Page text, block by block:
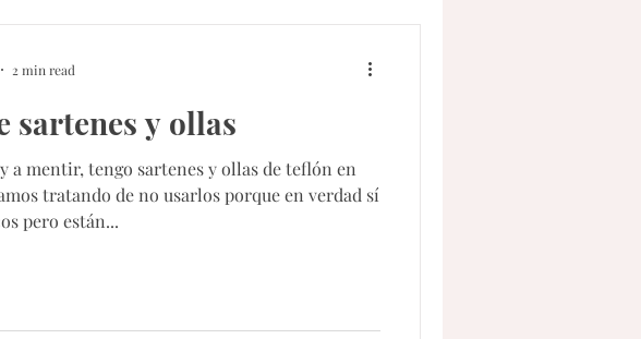
sartenes y ollas
a mentir, tengo sartenes y ollas de teflón en
tratando de no usarlos porque en verdad sí
pero están...
2 min read